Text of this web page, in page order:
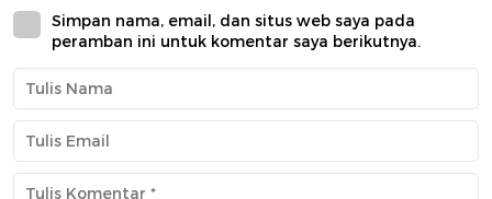
Simpan nama, email, dan situs web saya pada
peramban ini untuk komentar saya berikutnya.